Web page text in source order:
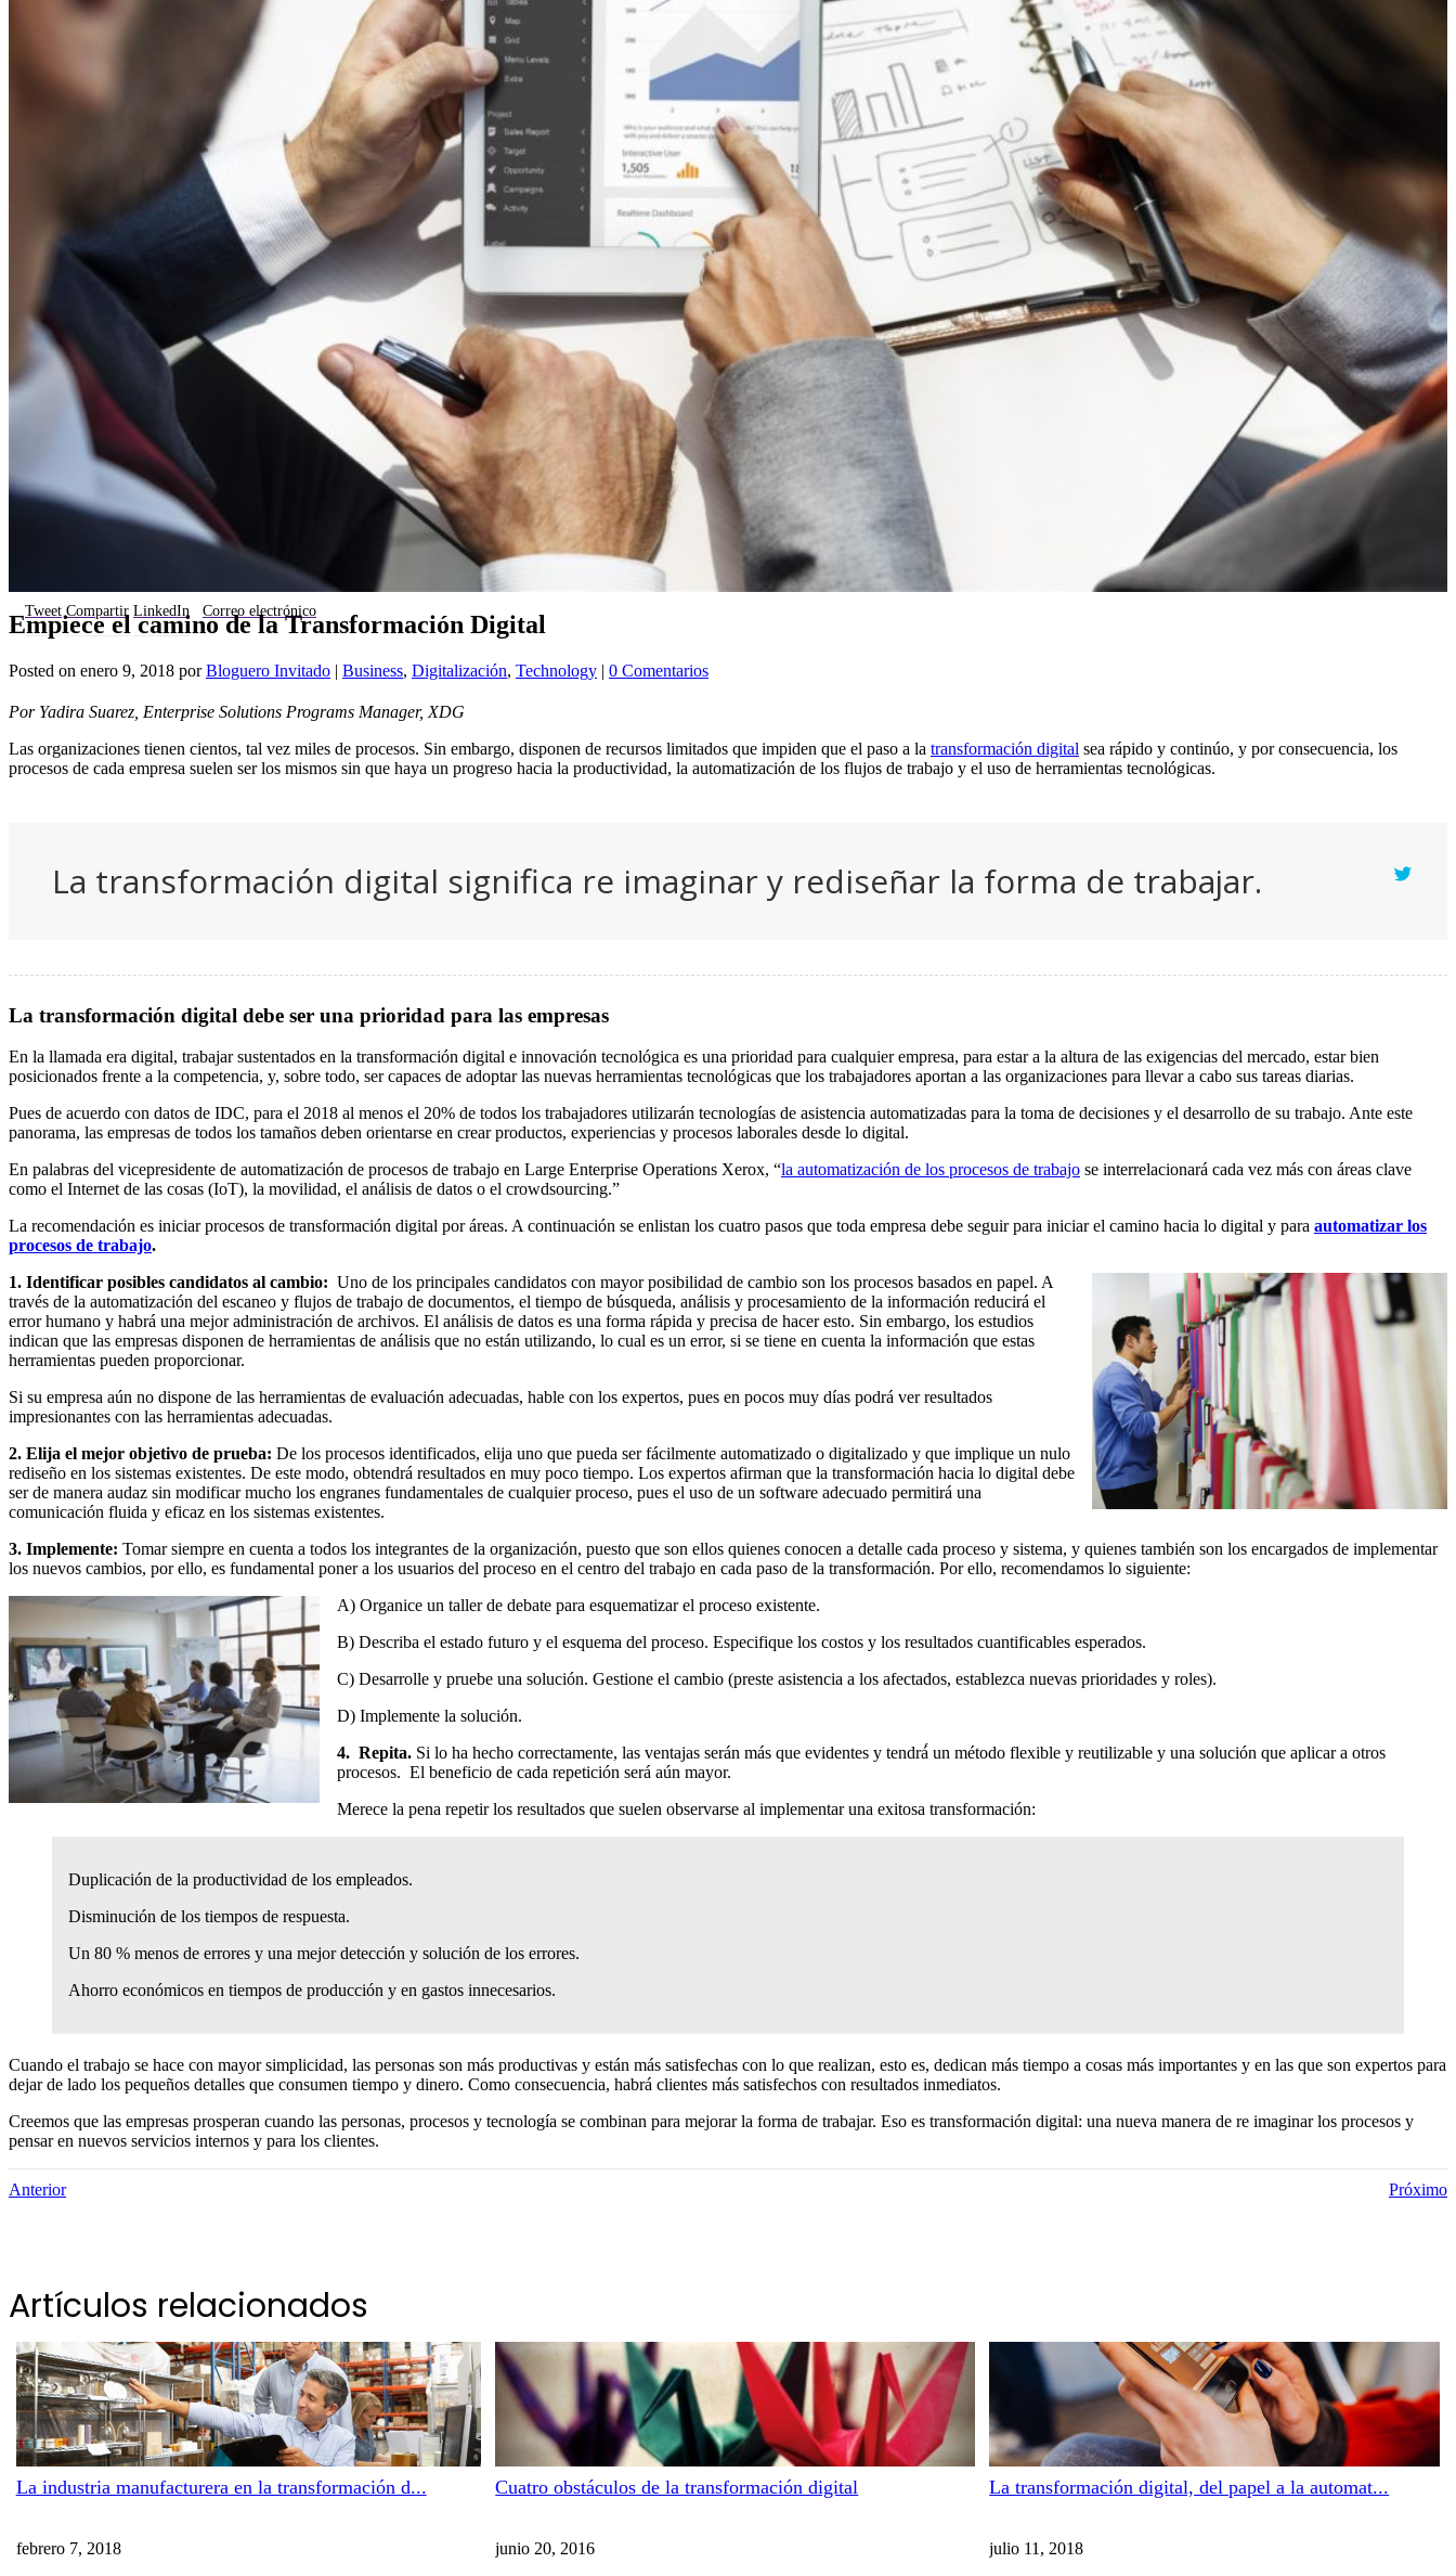
Tweet Compartir LinkedIn Correo electrónico
Empiece el camino de la Transformación Digital
Posted on enero 9, 2018 porBloguero Invitado | Business, Digitalización, Technology | 0 Comentarios
Por Yadira Suarez, Enterprise Solutions Programs Manager, XDG
Las organizaciones tienen cientos, tal vez miles de procesos. Sin embargo, disponen de recursos limitados que impiden que el paso a la transformación digital sea rápido y continúo, y por consecuencia, los
procesos de cada empresa suelen ser los mismos sin que haya un progreso hacia la productividad, la automatización de los flujos de trabajo y el uso de herramientas tecnológicas.
La transformación digital significa re imaginar y rediseñar la forma de trabajar.
La transformación digital debe ser una prioridad para las empresas
En la llamada era digital, trabajar sustentados en la transformación digital e innovación tecnológica es una prioridad para cualquier empresa, para estar a la altura de las exigencias del mercado, estar bien
posicionados frente a la competencia, y, sobre todo, ser capaces de adoptar las nuevas herramientas tecnológicas que los trabajadores aportan a las organizaciones para llevar a cabo sus tareas diarias.
Pues de acuerdo con datos de IDC, para el 2018 al menos el 20% de todos los trabajadores utilizarán tecnologías de asistencia automatizadas para la toma de decisiones y el desarrollo de su trabajo. Ante este
panorama, las empresas de todos los tamaños deben orientarse en crear productos, experiencias y procesos laborales desde lo digital.
En palabras del vicepresidente de automatización de procesos de trabajo en Large Enterprise Operations Xerox, “la automatización de los procesos de trabajo se interrelacionará cada vez más con áreas clave
como el Internet de las cosas (IoT), la movilidad, el análisis de datos o el crowdsourcing.”
La recomendación es iniciar procesos de transformación digital por áreas. A continuación se enlistan los cuatro pasos que toda empresa debe seguir para iniciar el camino hacia lo digital y para automatizar los
procesos de trabajo.
1. Identificar posibles candidatos al cambio: Uno de los principales candidatos con mayor posibilidad de cambio son los procesos basados en papel. A
través de la automatización del escaneo y flujos de trabajo de documentos, el tiempo de búsqueda, análisis y procesamiento de la información reducirá el
error humano y habrá una mejor administración de archivos. El análisis de datos es una forma rápida y precisa de hacer esto. Sin embargo, los estudios
indican que las empresas disponen de herramientas de análisis que no están utilizando, lo cual es un error, si se tiene en cuenta la información que estas
herramientas pueden proporcionar.
Si su empresa aún no dispone de las herramientas de evaluación adecuadas, hable con los expertos, pues en pocos muy días podrá ver resultados
impresionantes con las herramientas adecuadas.
2. Elija el mejor objetivo de prueba: De los procesos identificados, elija uno que pueda ser fácilmente automatizado o digitalizado y que implique un nulo
rediseño en los sistemas existentes. De este modo, obtendrá resultados en muy poco tiempo. Los expertos afirman que la transformación hacia lo digital debe
ser de manera audaz sin modificar mucho los engranes fundamentales de cualquier proceso, pues el uso de un software adecuado permitirá una
comunicación fluida y eficaz en los sistemas existentes.
3. Implemente: Tomar siempre en cuenta a todos los integrantes de la organización, puesto que son ellos quienes conocen a detalle cada proceso y sistema, y quienes también son los encargados de implementar
los nuevos cambios, por ello, es fundamental poner a los usuarios del proceso en el centro del trabajo en cada paso de la transformación. Por ello, recomendamos lo siguiente:
A) Organice un taller de debate para esquematizar el proceso existente.
B) Describa el estado futuro y el esquema del proceso. Especifique los costos y los resultados cuantificables esperados.
C) Desarrolle y pruebe una solución. Gestione el cambio (preste asistencia a los afectados, establezca nuevas prioridades y roles).
D) Implemente la solución.
4. Repita. Si lo ha hecho correctamente, las ventajas serán más que evidentes y tendrá́ un método flexible y reutilizable y una solución que aplicar a otros
procesos. El beneficio de cada repetición será aún mayor.
Merece la pena repetir los resultados que suelen observarse al implementar una exitosa transformación:
Duplicación de la productividad de los empleados.
Disminución de los tiempos de respuesta.
Un 80 % menos de errores y una mejor detección y solución de los errores.
Ahorro económicos en tiempos de producción y en gastos innecesarios.
Cuando el trabajo se hace con mayor simplicidad, las personas son más productivas y están más satisfechas con lo que realizan, esto es, dedican más tiempo a cosas más importantes y en las que son expertos para
dejar de lado los pequeños detalles que consumen tiempo y dinero. Como consecuencia, habrá clientes más satisfechos con resultados inmediatos.
Creemos que las empresas prosperan cuando las personas, procesos y tecnología se combinan para mejorar la forma de trabajar. Eso es transformación digital: una nueva manera de re imaginar los procesos y
pensar en nuevos servicios internos y para los clientes.
Anterior Próximo
Artículos relacionados
La industria manufacturera en la transformación d...
febrero 7, 2018
Cuatro obstáculos de la transformación digital
junio 20, 2016
La transformación digital, del papel a la automat...
julio 11, 2018